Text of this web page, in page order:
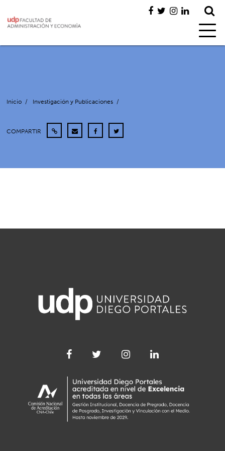
Inicio / Investigación y Publicaciones /
COMPARTIR